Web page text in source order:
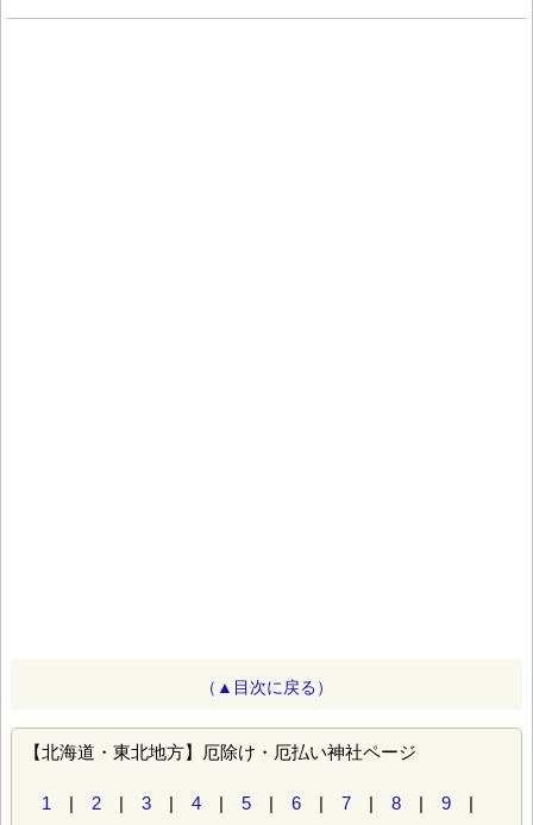
（▲目次に戻る）
【北海道・東北地方】厄除け・厄払い神社ページ
1 | 2 | 3 | 4 | 5 | 6 | 7 | 8 | 9 |